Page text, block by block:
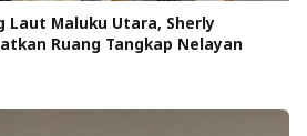
Laut Maluku Utara, Sherly
Ruang Tangkap Nelayan